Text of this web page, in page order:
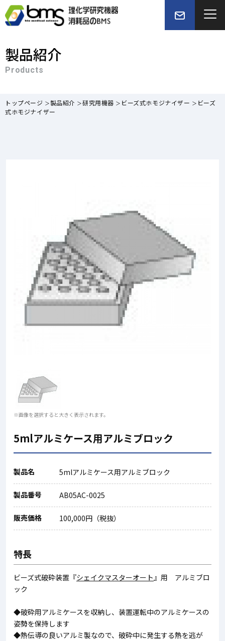
製品紹介
Products
トップページ 製品紹介 研究用機器 ビーズ式ホモジナイザー
ビーズ
式ホモジナイザー
※画像を選択すると大きく表示されます。
5mlアルミケース用アルミブロック
製品名 5mlアルミケース用アルミブロック
製品番号 AB05AC-0025
販売価格 100,000円（税抜）
特長
ビーズ式破砕装置『シェイクマスターオート』用 アルミブロ
ック
◆破砕用アルミケースを収納し、装置運転中のアルミケースの
姿勢を保持します
◆熱伝導の良いアルミ製なので、破砕中に発生する熱を逃が